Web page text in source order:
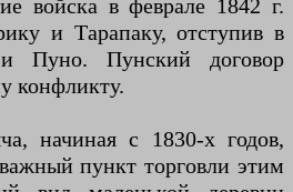
войска в феврале 1842 г.
и Тарапаку, отступив в
Пуно. Пунский договор
конфликту.
начиная с 1830-х годов,
пункт торговли этим